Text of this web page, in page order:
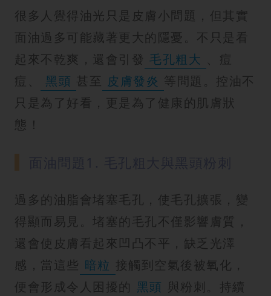
很多人覺得油光只是皮膚小問題，但其實
面油過多可能藏著更大的隱憂。不只是看
起來不乾爽，還會引發 毛孔粗大 、痘
痘、
黑頭 甚至 皮膚發炎 等問題。控油不
只是為了好看，更是為了健康的肌膚狀
態！
過多的油脂會堵塞毛孔，使毛孔擴張，變
得顯而易見。堵塞的毛孔不僅影響膚質，
還會使皮膚看起來凹凸不平，缺乏光澤
感，當這些 暗粒 接觸到空氣後被氧化，
便會形成令人困擾的 黑頭 與粉刺。持續